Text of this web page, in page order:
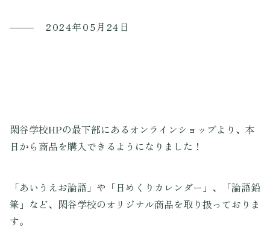
2024年05月24日
閑谷学校HPの最下部にあるオンラインショップより、本
日から商品を購入できるようになりました！
「あいうえお論語」や「日めくりカレンダー」、「論語鉛
筆」など、閑谷学校のオリジナル商品を取り扱っておりま
す。